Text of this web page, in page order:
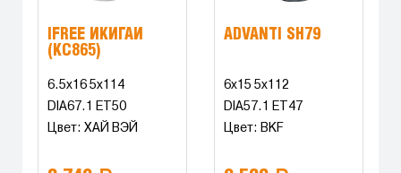
IFREE ИКИГАЙ
(КС865)
6.5x16 5x114
DIA67.1 ET50
Цвет: ХАЙ ВЭЙ
ADVANTI SH79
6x15 5x112
DIA57.1 ET47
Цвет: BKF